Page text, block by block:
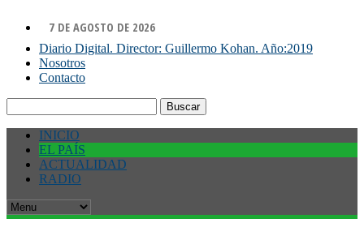
7 DE AGOSTO DE 2026
Diario Digital. Director: Guillermo Kohan. Año:2019
Nosotros
Contacto
INICIO
EL PAÍS
ACTUALIDAD
RADIO